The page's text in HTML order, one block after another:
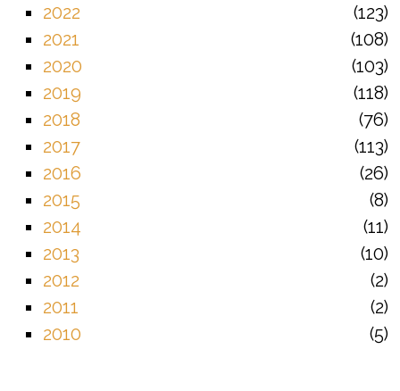
2022
123
2021
108
2020
103
2019
118
2018
76
2017
113
2016
26
2015
8
2014
11
2013
10
2012
2
2011
2
2010
5